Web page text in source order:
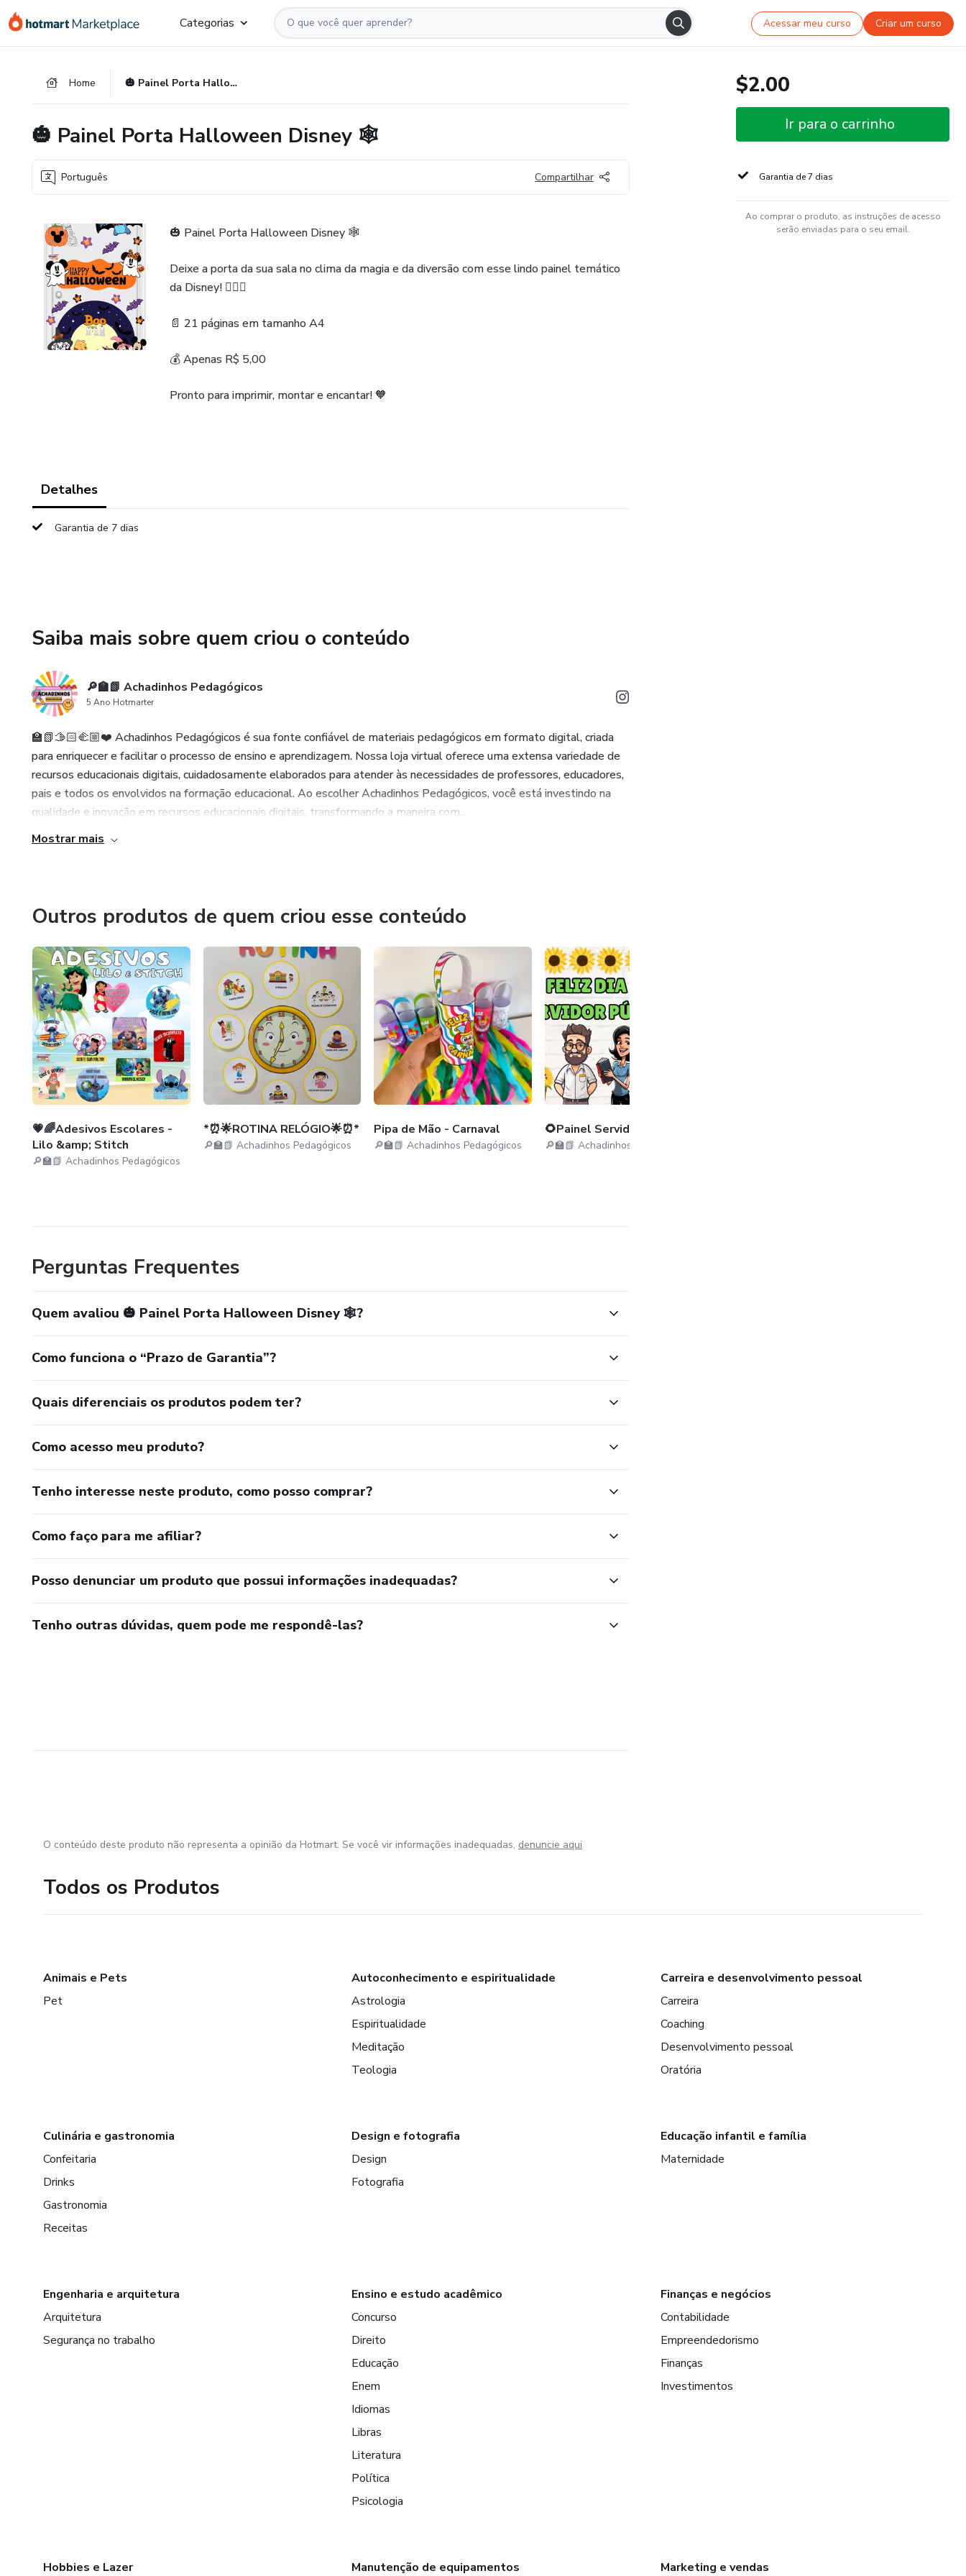
para
para
para
Categorias Acessar meu curso Criar um curso
Home 🎃 Painel Porta Halloween Disney 🕸️
🎃 Painel Porta Halloween Disney 🕸️
Português Compartilhar
🎃 Painel Porta Halloween Disney 🕸️
Deixe a porta da sua sala no clima da magia e da diversão com esse lindo painel temático
da Disney! 🧙‍♀️✨
📄 21 páginas em tamanho A4
💰 Apenas R$ 5,00
Pronto para imprimir, montar e encantar! 🧡
Detalhes
Garantia de 7 dias
Saiba mais sobre quem criou o conteúdo
🔎🏫📗 Achadinhos Pedagógicos
5 Ano Hotmarter
🏫📗🫱🏻‍🫲🏼❤️ Achadinhos Pedagógicos é sua fonte confiável de materiais pedagógicos em formato digital, criada
para enriquecer e facilitar o processo de ensino e aprendizagem. Nossa loja virtual oferece uma extensa variedade de
recursos educacionais digitais, cuidadosamente elaborados para atender às necessidades de professores, educadores,
pais e todos os envolvidos na formação educacional. Ao escolher Achadinhos Pedagógicos, você está investindo na
qualidade e inovação em recursos educacionais digitais, transformando a maneira com...
Mostrar mais
Outros produtos de quem criou esse conteúdo
💗🌈Adesivos Escolares -
Lilo &amp; Stitch
🔎🏫📗 Achadinhos Pedagógicos
*⏰🌟ROTINA RELÓGIO🌟⏰*
🔎🏫📗 Achadinhos Pedagógicos
Pipa de Mão - Carnaval
🔎🏫📗 Achadinhos Pedagógicos
🌻Painel Servidor Público🌻
🔎🏫📗 Achadinhos Pedagógicos
Perguntas Frequentes
Quem avaliou 🎃 Painel Porta Halloween Disney 🕸️?
Como funciona o “Prazo de Garantia”?
Quais diferenciais os produtos podem ter?
Como acesso meu produto?
Tenho interesse neste produto, como posso comprar?
Como faço para me afiliar?
Posso denunciar um produto que possui informações inadequadas?
Tenho outras dúvidas, quem pode me respondê-las?
$2.00
Ir para o carrinho
Garantia de 7 dias
Ao comprar o produto, as instruções de acesso
serão enviadas para o seu email.
O conteúdo deste produto não representa a opinião da Hotmart. Se você vir informações inadequadas, denuncie aqui
Todos os Produtos
Animais e Pets
Pet
Autoconhecimento e espiritualidade
Astrologia
Espiritualidade
Meditação
Teologia
Carreira e desenvolvimento pessoal
Carreira
Coaching
Desenvolvimento pessoal
Oratória
Culinária e gastronomia
Confeitaria
Drinks
Gastronomia
Receitas
Design e fotografia
Design
Fotografia
Educação infantil e família
Maternidade
Engenharia e arquitetura
Arquitetura
Segurança no trabalho
Ensino e estudo acadêmico
Concurso
Direito
Educação
Enem
Idiomas
Libras
Literatura
Política
Psicologia
Finanças e negócios
Contabilidade
Empreendedorismo
Finanças
Investimentos
Hobbies e Lazer Manutenção de equipamentos Marketing e vendas